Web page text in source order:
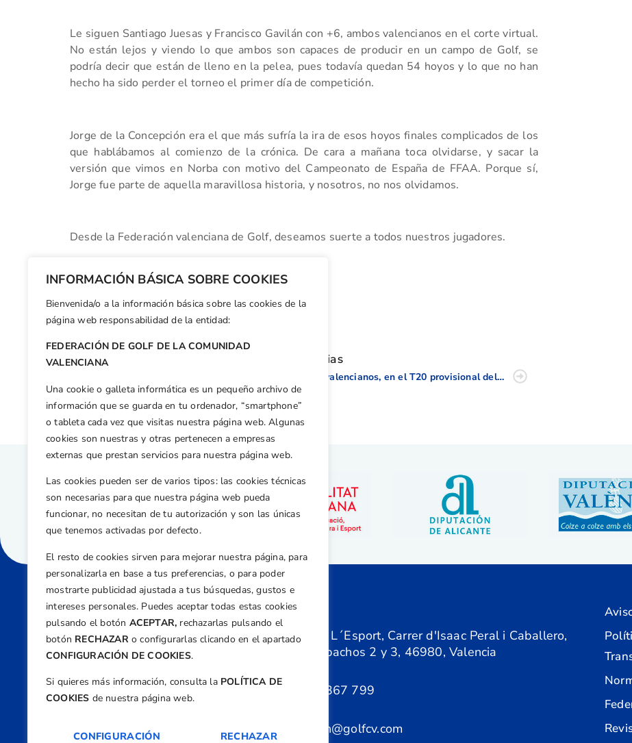
INFORMACIÓN BÁSICA SOBRE COOKIES
Bienvenida/o a la información básica sobre las cookies de la
página web responsabilidad de la entidad:
FEDERACIÓN DE GOLF DE LA COMUNIDAD
VALENCIANA
Una cookie o galleta informática es un pequeño archivo de
información que se guarda en tu ordenador, “smartphone”
o tableta cada vez que visitas nuestra página web. Algunas
cookies son nuestras y otras pertenecen a empresas
externas que prestan servicios para nuestra página web.
Las cookies pueden ser de varios tipos: las cookies técnicas
son necesarias para que nuestra página web pueda
funcionar, no necesitan de tu autorización y son las únicas
que tenemos activadas por defecto.
El resto de cookies sirven para mejorar nuestra página, para
personalizarla en base a tus preferencias, o para poder
mostrarte publicidad ajustada a tus búsquedas, gustos e
intereses personales. Puedes aceptar todas estas cookies
pulsando el botón ACEPTAR, rechazarlas pulsando el
botón RECHAZARo configurarlas clicando en el apartado
CONFIGURACIÓN DE COOKIES.
Si quieres más información, consulta la POLÍTICA DE
COOKIES de nuestra página web.
CONFIGURACIÓN RECHAZAR
Le siguen Santiago Juesas y Francisco Gavilán con +6, ambos valencianos en el corte virtual.
No están lejos y viendo lo que ambos son capaces de producir en un campo de Golf, se
podría decir que están de lleno en la pelea, pues todavía quedan 54 hoyos y lo que no han
hecho ha sido perder el torneo el primer día de competición.
Jorge de la Concepción era el que más sufría la ira de esos hoyos finales complicados de los
que hablábamos al comienzo de la crónica. De cara a mañana toca olvidarse, y sacar la
versión que vimos en Norba con motivo del Campeonato de España de FFAA. Porque sí,
Jorge fue parte de aquella maravillosa historia, y nosotros, no nos olvidamos.
Desde la Federación valenciana de Golf, deseamos suerte a todos nuestros jugadores.
Facebook
X WhatsApp
LinkedIn
Email
Otras noticias
Dos valencianos, en el T20 provisional del Campeonato de Madrid Masculino
Dirección
Centre de L´Esport, Carrer d'Isaac Peral i Caballero,
Nº 5, Despachos 2 y 3, 46980, Valencia
+34 961 367 799
federacion@golfcv.com